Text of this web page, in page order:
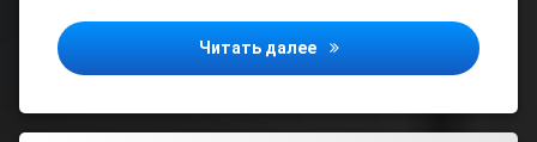
Читать далее Старт федерального